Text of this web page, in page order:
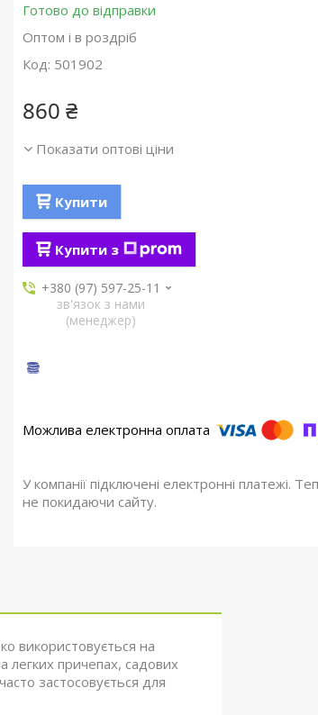
Готово до відправки
Оптом і в роздріб
Код: 501902
860 ₴
Показати оптові ціни
Купити
Купити з
+380 (97) 597-25-11
зв'язок з нами
(менеджер)
У компанії підключені електронні платежі.
не покидаючи сайту.
використовується на
легких причепах, садових
застосовується для